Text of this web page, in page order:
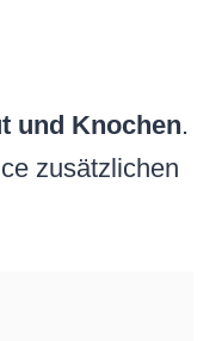
und Knochen.
zusätzlichen